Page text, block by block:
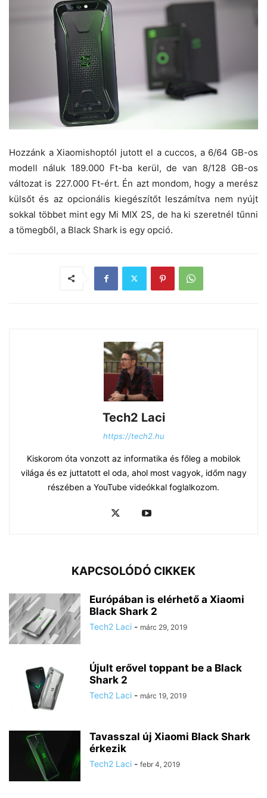
Hozzánk a Xiaomishoptól jutott el a cuccos, a 6/64 GB-os
modell náluk 189.000 Ft-ba kerül, de van 8/128 GB-os
változat is 227.000 Ft-ért. Én azt mondom, hogy a merész
külsőt és az opcionális kiegészítőt leszámítva nem nyújt
sokkal többet mint egy Mi MIX 2S, de ha ki szeretnél tűnni
a tömegből, a Black Shark is egy opció.
Tech2 Laci
https://tech2.hu
Kiskorom óta vonzott az informatika és főleg a mobilok
világa és ez juttatott el oda, ahol most vagyok, időm nagy
részében a YouTube videókkal foglalkozom.
KAPCSOLÓDÓ CIKKEK
Európában is elérhető a Xiaomi
Black Shark 2
Tech2 Laci - márc 29, 2019
Újult erővel toppant be a Black
Shark 2
Tech2 Laci - márc 19, 2019
Tavasszal új Xiaomi Black Shark
érkezik
Tech2 Laci - febr 4, 2019